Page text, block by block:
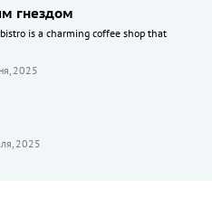
гнездом
is a charming coffee shop that
2025
2025